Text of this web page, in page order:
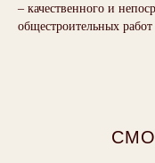
– качественного и
общестроительных